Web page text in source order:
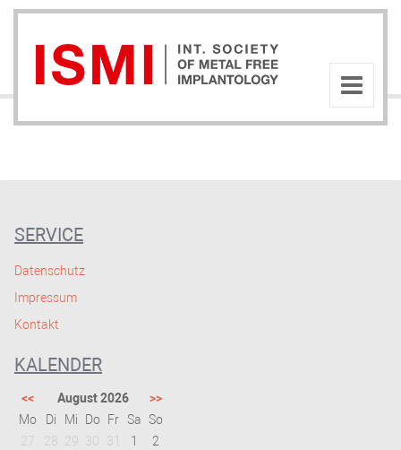
SERVICE
Datenschutz
Impressum
Kontakt
KALENDER
<< August 2026
>>
Mo
Di Mi Do Fr Sa So
27
28 29 30 31 1
2